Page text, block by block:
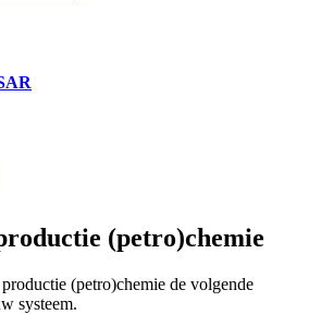
(petro)chemie
(petro)chemie de volgende
systeem.